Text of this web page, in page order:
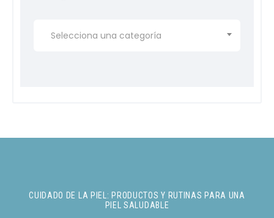
Selecciona una categoría
CUIDADO DE LA PIEL: PRODUCTOS Y RUTINAS PARA UNA
PIEL SALUDABLE